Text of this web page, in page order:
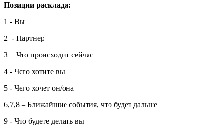
Позиции расклада:
1 - Вы
2 - Партнер
3 - Что происходит сейчас
4 - Чего хотите вы
5 - Чего хочет он/она
6,7,8 – Ближайшие события, что будет дальше
9 - Что будете делать вы